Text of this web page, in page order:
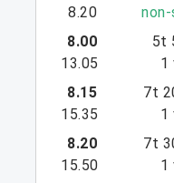
8.20
8.00
13.05
5t
1
8.15
15.35
7t
1
8.20
15.50
7t
1